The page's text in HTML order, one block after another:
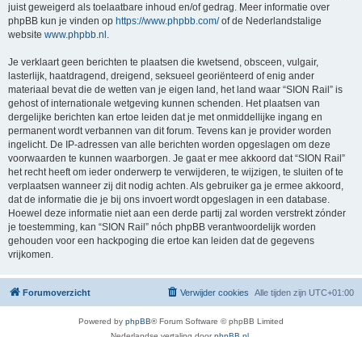
juist geweigerd als toelaatbare inhoud en/of gedrag. Meer informatie over
phpBB kun je vinden op https://www.phpbb.com/of de Nederlandstalige
website www.phpbb.nl
Je verklaart geen berichten te plaatsen die kwetsend, obsceen, vulgair,
lasterlijk, haatdragend, dreigend, seksueel georiënteerd of enig ander
materiaal bevat die de wetten van je eigen land, het land waar “SION Rail” is
gehost of internationale wetgeving kunnen schenden. Het plaatsen van
dergelijke berichten kan ertoe leiden dat je met onmiddellijke ingang en
permanent wordt verbannen van dit forum. Tevens kan je provider worden
ingelicht. De IP-adressen van alle berichten worden opgeslagen om deze
voorwaarden te kunnen waarborgen. Je gaat er mee akkoord dat “SION Rail”
het recht heeft om ieder onderwerp te verwijderen, te wijzigen, te sluiten of te
verplaatsen wanneer zij dit nodig achten. Als gebruiker ga je ermee akkoord,
dat de informatie die je bij ons invoert wordt opgeslagen in een database.
Hoewel deze informatie niet aan een derde partij zal worden verstrekt zónder
je toestemming, kan “SION Rail” nóch phpBB verantwoordelijk worden
gehouden voor een hackpoging die ertoe kan leiden dat de gegevens
vrijkomen.
Forumoverzicht Alle tijden zijn UTC+01:00
Verwijder cookies
Powered by phpBB® Forum Software © phpBB Limited